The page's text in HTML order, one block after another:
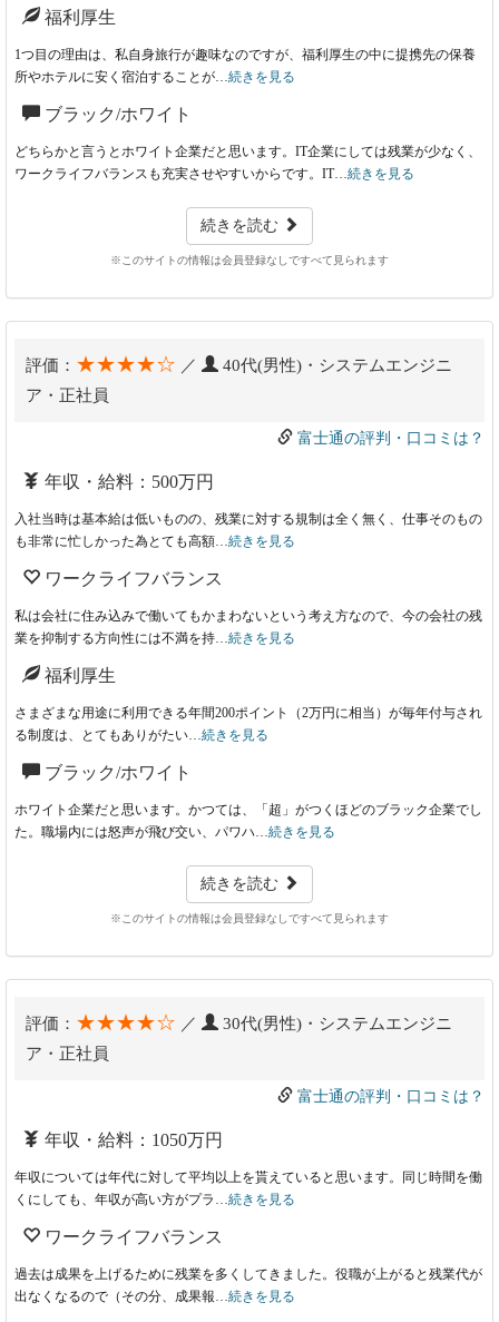
福利厚生
1つ目の理由は、私自身旅行が趣味なのですが、福利厚生の中に提携先の保養
所やホテルに安く宿泊することが… 続きを見る
ブラック/ホワイト
どちらかと言うとホワイト企業だと思います。IT企業にしては残業が少なく、
ワークライフバランスも充実させやすいからです。IT… 続きを見る
続きを読む
※このサイトの情報は会員登録なしですべて見られます
評価： ★★★★☆ ／
40代(男性)・システムエンジニ
ア・正社員
富士通の評判・口コミは？
年収・給料：500万円
入社当時は基本給は低いものの、残業に対する規制は全く無く、仕事そのもの
も非常に忙しかった為とても高額… 続きを見る
ワークライフバランス
私は会社に住み込みで働いてもかまわないという考え方なので、今の会社の残
業を抑制する方向性には不満を持… 続きを見る
福利厚生
さまざまな用途に利用できる年間200ポイント（2万円に相当）が毎年付与され
る制度は、とてもありがたい… 続きを見る
ブラック/ホワイト
ホワイト企業だと思います。かつては、「超」がつくほどのブラック企業でし
た。職場内には怒声が飛び交い、パワハ… 続きを見る
続きを読む
※このサイトの情報は会員登録なしですべて見られます
評価： ★★★★☆ ／
30代(男性)・システムエンジニ
ア・正社員
富士通の評判・口コミは？
年収・給料：1050万円
年収については年代に対して平均以上を貰えていると思います。同じ時間を働
くにしても、年収が高い方がプラ… 続きを見る
ワークライフバランス
過去は成果を上げるために残業を多くしてきました。役職が上がると残業代が
出なくなるので（その分、成果報… 続きを見る